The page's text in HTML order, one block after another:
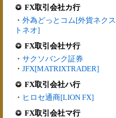
FX取引会社カ行
・ 外為どっとコム[外貨ネクス
トネオ]
FX取引会社サ行
・ サクソバンク証券
・ JFX[MATRIXTRADER]
FX取引会社ハ行
・ ヒロセ通商[LION FX]
FX取引会社マ行